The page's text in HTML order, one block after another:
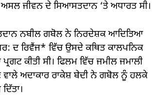
ਅਸਲ ਜੀਵਨ ਦੇ ਸਿਆਸਤਦਾਨ ‘ਤੇ ਅਧਾਰਤ ਸੀ।
ਨਬੀਲ ਗਬੋਲ ਨੇ ਨਿਰਦੇਸ਼ਕ ਆਦਿਤਿਆ
ਦ ਰਿਵੈਂਜ* ਵਿੱਚ ਉਸਦੇ ਕਥਿਤ ਕਾਲਪਨਿਕ
ਕੀਤੀ ਸੀ। ਫਿਲਮ ਵਿੱਚ ਜਮੀਲ ਜਮਾਲੀ
ਵਾਲੇ ਅਦਾਕਾਰ ਰਾਕੇਸ਼ ਬੇਦੀ ਨੇ ਗਬੋਲ ਨੂੰ ਹਲਕੇ